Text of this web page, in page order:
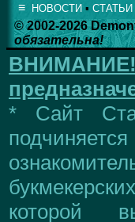
≡ НОВОСТИ ▪ СТАТЬИ
© 2002-2026
обязательна!
ВНИМАНИЕ!
* Сайт
которой